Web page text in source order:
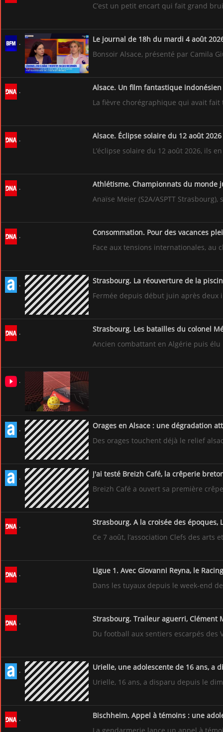
C’est un petit encart qui fait grand
Le journal de 18h du mardi 4 août
Bonsoir Alsace, présenté par Camila
Alsace. Un film fantastique
La fièvre chorégraphique qui avait
Alsace. Éclipse solaire du 12 août
L’éclipse solaire du 12 août 2026, ils
Athlétisme. Championnats du monde
Anaïse Meier (S2A/ASPTT
Consommation. Pour des vacances
Face aux tensions internationales,
Strasbourg. La réouverture de la
Fermée depuis début juin après
Strasbourg. Les batailles du colonel
Ancien combattant en Algérie puis
Orages en Alsace : une dégradation
Des orages touchent déjà le relief
J'ai testé Breizh Café, la crêperie
Breizh Café a ouvert sa première
Strasbourg. A la croisée des époques,
Ce 7 août, l’association Clefs des
Ligue 1. Avec Giovanni Reyna, le
Dans les tuyaux depuis le week-end
Strasbourg. Traileur aguerri,
Du football aux sentiers escarpés
Urielle, une adolescente de 16 ans, a
Urielle, 16 ans, a disparu depuis le
Bischheim. Appel à témoins : une